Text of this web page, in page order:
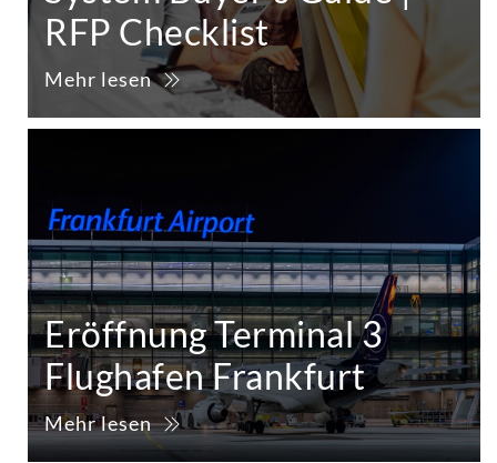
RFP Checklist
Mehr lesen
Eröffnung Terminal 3
Flughafen Frankfurt
Mehr lesen